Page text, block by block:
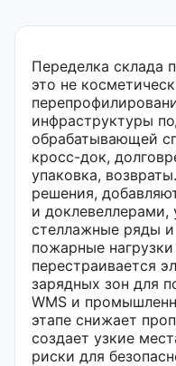
Переделка склада
это не
инфраструктуры
обрабатывающей
кросс-док,
упаковка,
решения,
и
стеллажные ряды и
пожарные
перестраивается
зарядных зон для
WMS и
этапе снижает
создает узкие
риски для